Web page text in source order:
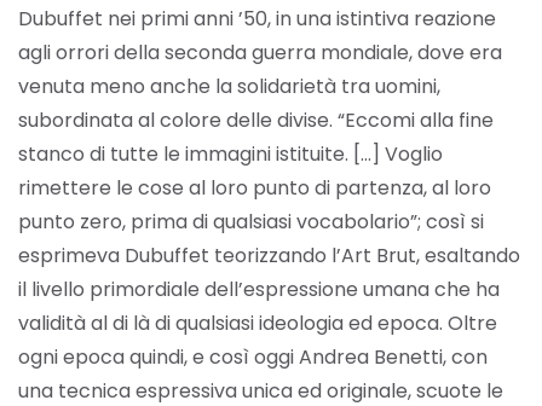
Dubuffet nei primi anni ’50, in una istintiva reazione
agli orrori della seconda guerra mondiale, dove era
venuta meno anche la solidarietà tra uomini,
subordinata al colore delle divise. “Eccomi alla fine
stanco di tutte le immagini istituite. […] Voglio
rimettere le cose al loro punto di partenza, al loro
punto zero, prima di qualsiasi vocabolario”; così si
esprimeva Dubuffet teorizzando l’Art Brut, esaltando
il livello primordiale dell’espressione umana che ha
validità al di là di qualsiasi ideologia ed epoca. Oltre
ogni epoca quindi, e così oggi Andrea Benetti, con
una tecnica espressiva unica ed originale, scuote le